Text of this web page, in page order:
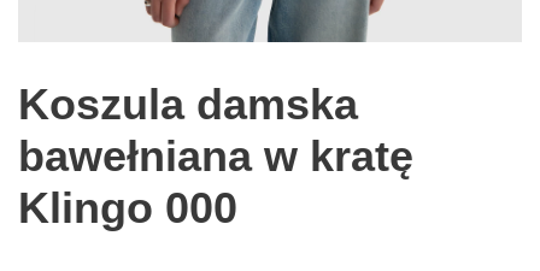
Koszula damska
bawełniana w kratę
Klingo 000